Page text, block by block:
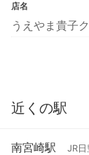
店名
うえやま貴子
近くの駅
南宮崎駅 JR